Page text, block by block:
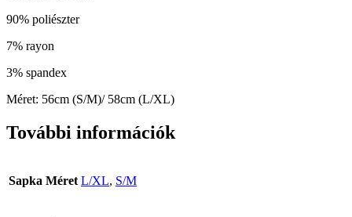
90% poliészter
7% rayon
3% spandex
Méret: 56cm (S/M)/ 58cm (L/XL)
További információk
Sapka Méret L/XL, S/M